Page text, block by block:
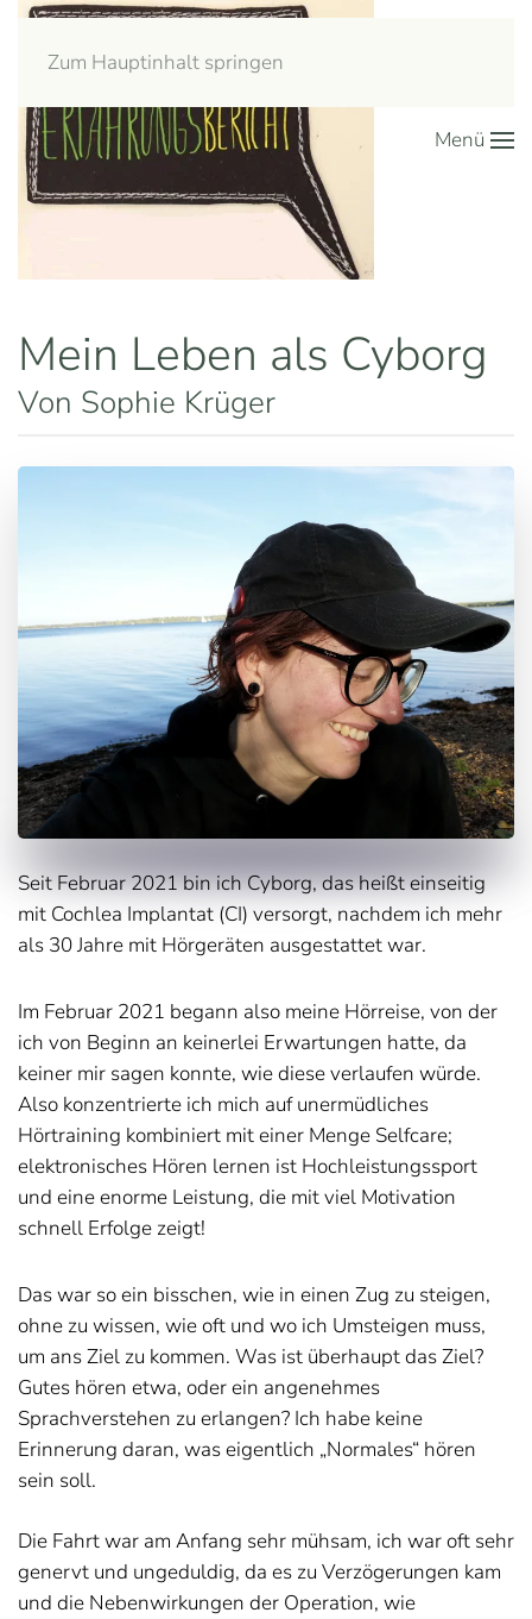
Zum Hauptinhalt springen
Menü
Mein Leben als Cyborg
Von Sophie Krüger
Seit Februar 2021 bin ich Cyborg, das heißt einseitig
mit Cochlea Implantat (CI) versorgt, nachdem ich mehr
als 30 Jahre mit Hörgeräten ausgestattet war.
Im Februar 2021 begann also meine Hörreise, von der
ich von Beginn an keinerlei Erwartungen hatte, da
keiner mir sagen konnte, wie diese verlaufen würde.
Also konzentrierte ich mich auf unermüdliches
Hörtraining kombiniert mit einer Menge Selfcare;
elektronisches Hören lernen ist Hochleistungssport
und eine enorme Leistung, die mit viel Motivation
schnell Erfolge zeigt!
Das war so ein bisschen, wie in einen Zug zu steigen,
ohne zu wissen, wie oft und wo ich Umsteigen muss,
um ans Ziel zu kommen. Was ist überhaupt das Ziel?
Gutes hören etwa, oder ein angenehmes
Sprachverstehen zu erlangen? Ich habe keine
Erinnerung daran, was eigentlich „Normales“ hören
sein soll.
Die Fahrt war am Anfang sehr mühsam, ich war oft sehr
genervt und ungeduldig, da es zu Verzögerungen kam
und die Nebenwirkungen der Operation, wie